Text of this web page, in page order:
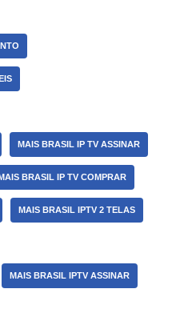
MAIS BRASIL IP TV ASSINAR
BRASIL IP TV COMPRAR
MAIS BRASIL IPTV 2 TELAS
MAIS BRASIL IPTV ASSINAR